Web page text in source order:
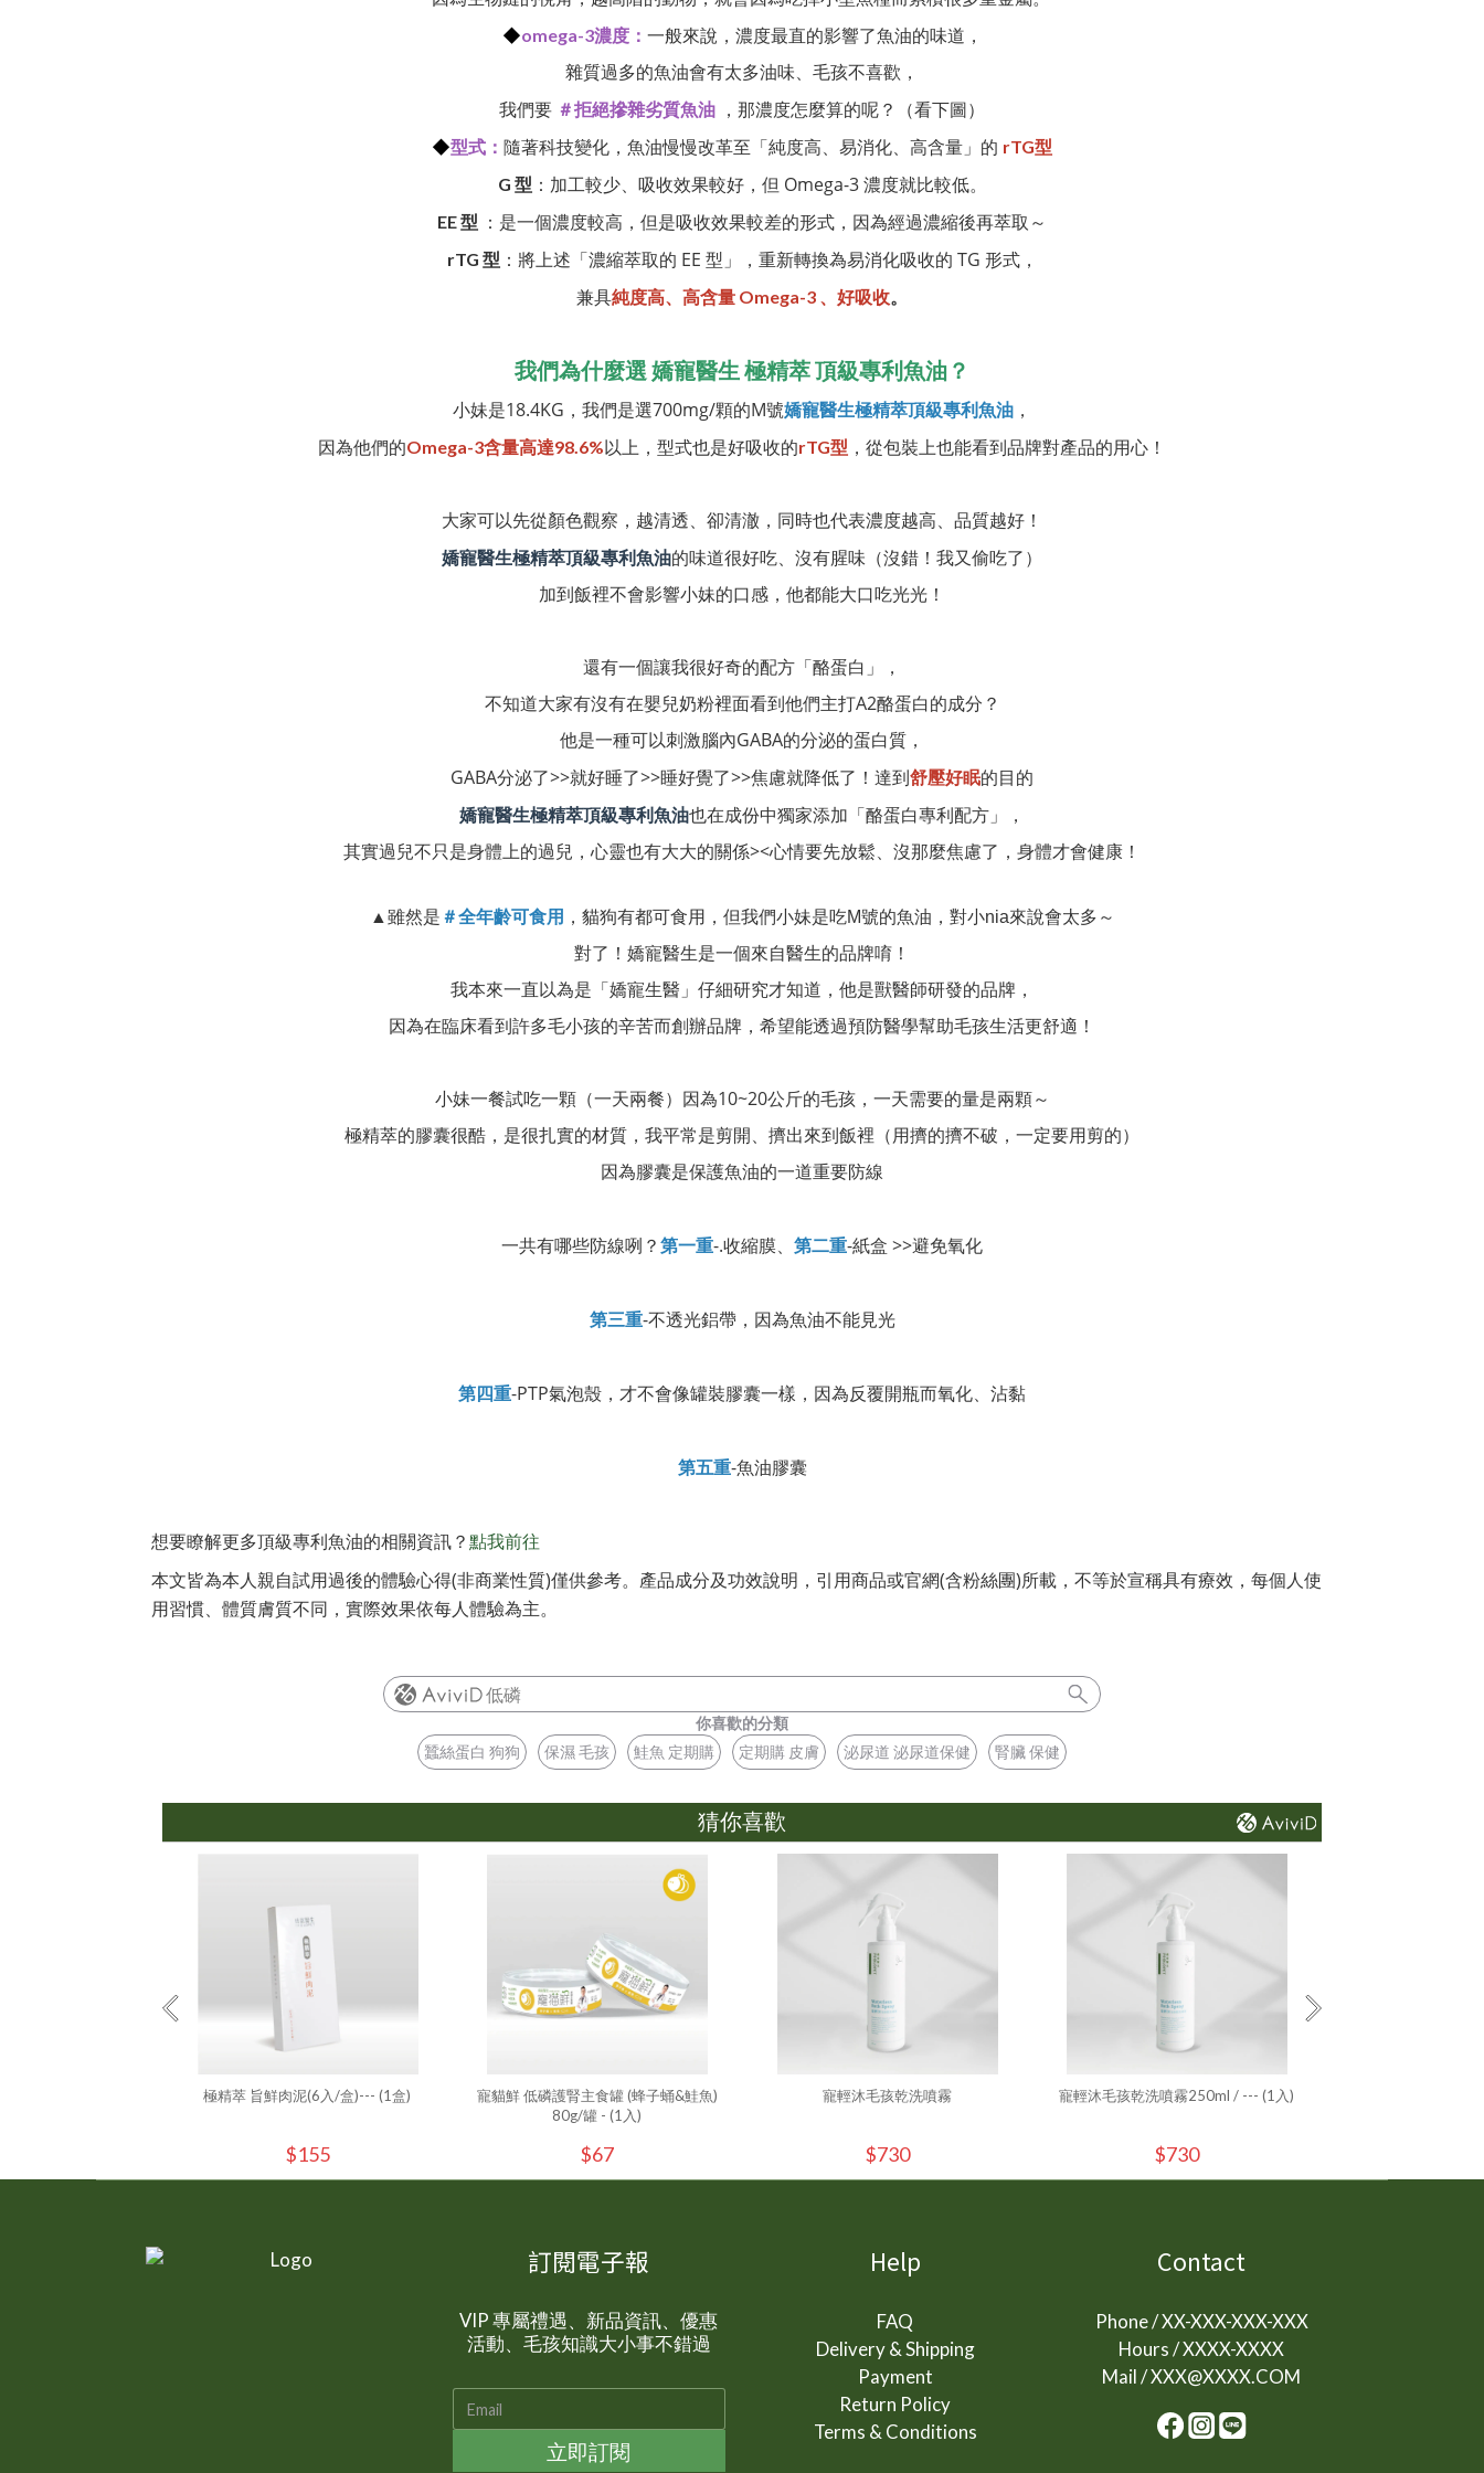
◆omega-3濃度： 一般來說，濃度最直的影響了魚油的味道，
雜質過多的魚油會有太多油味、毛孩不喜歡，
我們要 ＃拒絕摻雜劣質魚油 ， 那濃度怎麼算的呢？（看下圖）
◆型式： 隨著科技變化，魚油慢慢改革至「純度高、易消化、高含量」的 rTG型
G 型 ：加工較少、吸收效果較好，但 Omega-3 濃度就比較低。
EE型 ：是一個濃度較高，但是吸收效果較差的形式，因為經過濃縮後再萃取～
rTG 型 ：將上述「濃縮萃取的 EE 型」，重新轉換為易消化吸收的 TG 形式，
兼具純度高、高含量 Omega-3 、好吸收。
我們為什麼選 嬌寵醫生 極精萃 頂級專利魚油？
小妹是18.4KG，我們是選700mg/顆的M號嬌寵醫生極精萃頂級專利魚油 ，
因為他們的Omega-3含量高達98.6%以上，型式也是好吸收的rTG型 ，從包裝上也能看到品牌對產品的用心！
大家可以先從顏色觀察，越清透、卻清澈，同時也代表濃度越高、品質越好！
嬌寵醫生極精萃頂級專利魚油的味道很好吃、沒有腥味（沒錯！我又偷吃了）
加到飯裡不會影響小妹的口感，他都能大口吃光光！
還有一個讓我很好奇的配方「酪蛋白」，
不知道大家有沒有在嬰兒奶粉裡面看到他們主打A2酪蛋白的成分？
他是一種可以刺激腦內GABA的分泌的蛋白質，
GABA分泌了>>就好睡了>>睡好覺了>>焦慮就降低了！達到舒壓好眠的目的
嬌寵醫生極精萃頂級專利魚油也在成份中獨家添加「酪蛋白專利配方」，
其實過兒不只是身體上的過兒，心靈也有大大的關係><心情要先放鬆、沒那麼焦慮了，身體才會健康！
▲雖然是 ＃全年齡可食用 ，貓狗有都可食用，但我們小妹是吃M號的魚油，對小nia來說會太多～
對了！嬌寵醫生是一個來自醫生的品牌唷！
我本來一直以為是「嬌寵生醫」仔細研究才知道，他是獸醫師研發的品牌，
因為在臨床看到許多毛小孩的辛苦而創辦品牌，希望能透過預防醫學幫助毛孩生活更舒適！
小妹一餐試吃一顆（一天兩餐）因為10~20公斤的毛孩，一天需要的量是兩顆～
極精萃的膠囊很酷，是很扎實的材質，我平常是剪開、擠出來到飯裡（用擠的擠不破，一定要用剪的）
因為膠囊是保護魚油的一道重要防線
一共有哪些防線咧？ 第一重-.收縮膜、 第二重-紙盒 >>避免氧化
第三重-不透光鋁帶，因為魚油不能見光
第四重-PTP氣泡殼，才不會像罐裝膠囊一樣，因為反覆開瓶而氧化、沾黏
第五重-魚油膠囊
想要瞭解更多頂級專利魚油的相關資訊？ 點我前往
本文皆為本人親自試用過後的體驗心得(非商業性質)僅供參考。產品成分及功效說明，引用商品或官網(含粉絲團)所載，不等於宣稱具有療效，每個人使
用習慣、體質膚質不同，實際效果依每人體驗為主。
低磷
你喜歡的分類
蠶絲蛋白 狗狗
保濕 毛孩 鮭魚 定期購 定期購 皮膚 泌尿道 泌尿道保健 腎臟 保健
猜你喜歡
極精萃 旨鮮肉泥(6入/盒)--- (1盒)
$155
寵貓鮮 低磷護腎主食罐 (蜂子蛹&鮭魚)
80g/罐 - (1入)
$67
寵輕沐毛孩乾洗噴霧
$730
寵輕沐毛孩乾洗噴霧250ml / --- (1入)
$730
訂閱電子報
VIP 專屬禮遇、新品資訊、優惠
活動、毛孩知識大小事不錯過
立即訂閱
Help
FAQ
Delivery & Shipping
Payment
Return Policy
Terms & Conditions
Contact
Phone / XX-XXX-XXX-XXX
Hours / XXXX-XXXX
Mail / XXX@XXXX.COM